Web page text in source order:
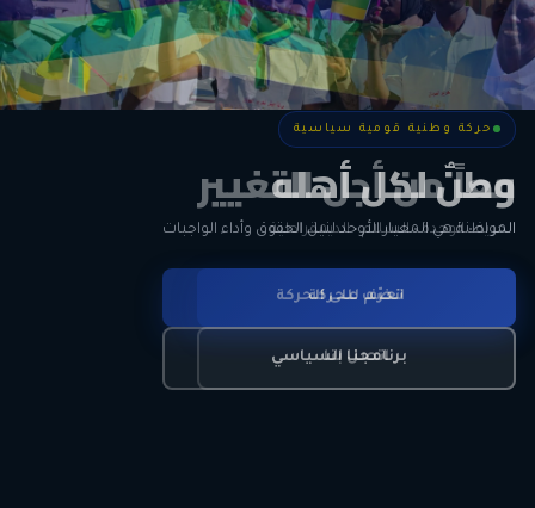
حركة وطنية قومية سياسية
وطنٌ لكل أهله
المواطنة هي المعيار الأوحد لنيل الحقوق وأداء الواجبات
تعرّف على الحركة
برنامجنا السياسي
حركة وطنية قومية سياسية
معاً من أجل التغيير
الحرية • الوحدة • السلام • الديمقراطية
انضم للحركة
اتصل بنا